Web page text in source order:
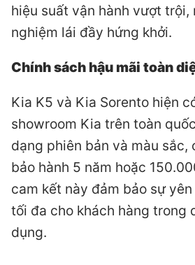
hiệu suất vận hành vượt trội,
nghiệm lái đầy hứng khởi.
Chính sách hậu mãi toàn
Kia K5 và Kia Sorento hiện
showroom Kia trên toàn
dạng phiên bản và màu sắc,
bảo hành 5 năm hoặc
cam kết này đảm bảo sự
tối đa cho khách hàng trong
dụng.